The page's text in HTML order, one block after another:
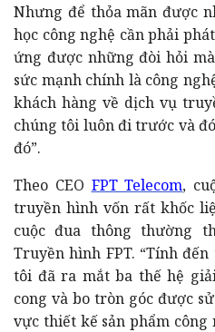
Nhưng để thỏa mãn được
học công nghệ cần phải
ứng được những đòi hỏi
sức mạnh chính là công
khách hàng về dịch vụ
chúng tôi luôn đi trước và
đó”.
Theo CEO FPT Telecom,
truyền hình vốn rất khốc
cuộc đua thông thường
Truyền hình FPT. “Tính
tôi đã ra mắt ba thế hệ
cong và bo tròn góc được
vực thiết kế sản phẩm công